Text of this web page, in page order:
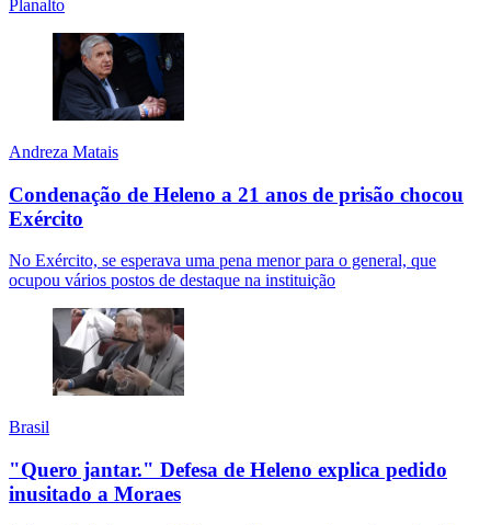
Planalto
Andreza Matais
Condenação de Heleno a 21 anos de prisão chocou
Exército
No Exército, se esperava uma pena menor para o general, que
ocupou vários postos de destaque na instituição
Brasil
"Quero jantar." Defesa de Heleno explica pedido
inusitado a Moraes